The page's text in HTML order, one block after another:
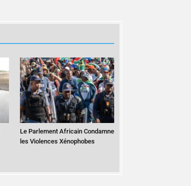
Le Parlement Africain Condamne
les Violences Xénophobes